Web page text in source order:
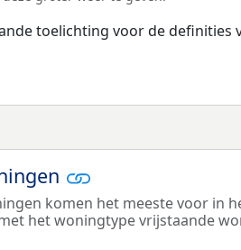
toelichting voor de definities
komen het meeste voor in
het woningtype vrijstaande